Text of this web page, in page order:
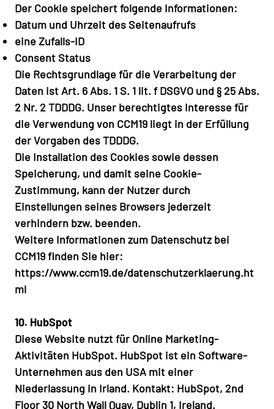
Der Cookie speichert folgende Informationen:
Datum und Uhrzeit des Seitenaufrufs
eine Zufalls-ID
Consent Status
Die Rechtsgrundlage für die Verarbeitung der
Daten ist Art. 6 Abs. 1 S. 1 lit. f DSGVO und § 25 Abs.
2 Nr. 2 TDDDG. Unser berechtigtes Interesse für
die Verwendung von CCM19 liegt in der Erfüllung
der Vorgaben des TDDDG.
Die Installation des Cookies sowie dessen
Speicherung, und damit seine Cookie-
Zustimmung, kann der Nutzer durch
Einstellungen seines Browsers jederzeit
verhindern bzw. beenden.
Weitere Informationen zum Datenschutz bei
CCM19 finden Sie hier:
https://www.ccm19.de/datenschutzerklaerung.ht
ml
10. HubSpot
Diese Website nutzt für Online Marketing-
Aktivitäten HubSpot. HubSpot ist ein Software-
Unternehmen aus den USA mit einer
Niederlassung in Irland. Kontakt: HubSpot, 2nd
Floor 30 North Wall Quay, Dublin 1, Ireland.